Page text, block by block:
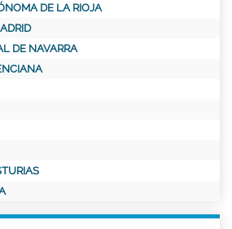
DE LA RIOJA
DE NAVARRA